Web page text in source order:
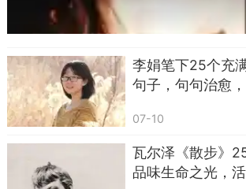
36.新官上任——三把火
37.瞎子点灯——白费蜡
38.鸡蛋碰石头——不自量力
39.偷鸡不成——蚀把米
40.墙上茅草——随风两边倒
41.韩信点兵——多多益善
或许来自一部传世之作，或许只是某个哲人的
李娟笔下25个充
句子，句句治愈
07-10
瓦尔泽《散步》
品味生命之光，